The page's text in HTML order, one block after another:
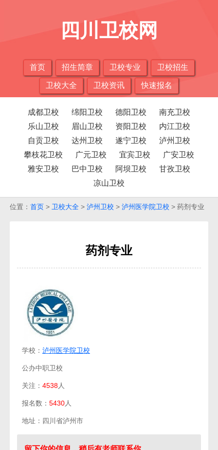
四川卫校网
首页 招生简章 卫校专业 卫校招生
卫校大全 卫校资讯 快速报名
成都卫校 绵阳卫校 德阳卫校
南充卫校
乐山卫校
眉山卫校 资阳卫校
内江卫校
自贡卫校
达州卫校 遂宁卫校
泸州卫校
攀枝花卫校
广元卫校 宜宾卫校
广安卫校
雅安卫校
巴中卫校 阿坝卫校
甘孜卫校
凉山卫校
位置： 首页 > 卫校大全 > 泸州卫校 > 泸州医学院卫校 > 药剂专业
药剂专业
学校： 泸州医学院卫校
公办中职卫校
关注： 4538人
报名数： 5430人
地址：四川省泸州市